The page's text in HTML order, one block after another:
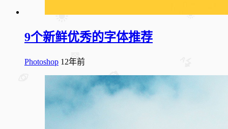
9个新鲜优秀的字体推荐
Photoshop 12年前